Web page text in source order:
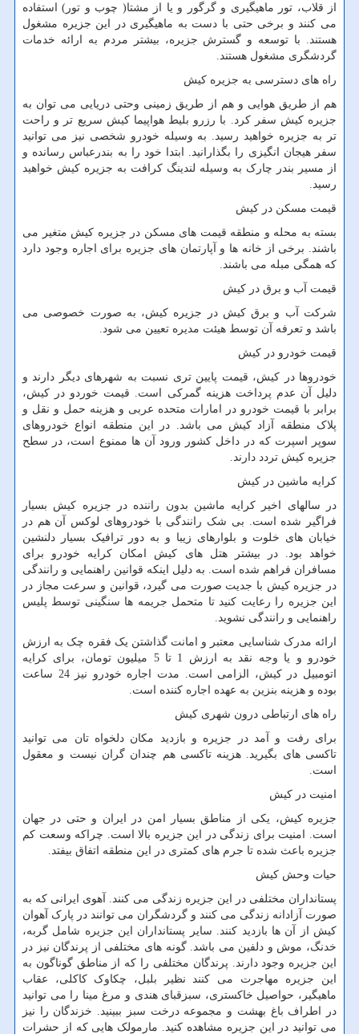
از قلاب، تور ماهیگیری و گرگور و یا از مشتا( چوب و تور) استفاده
می کنند و برخی حتی با دست به ماهیگیری در این جزیره مشغول
هستند. با توسعه و گسترش جزیره، بیشتر مردم به ارائه خدمات
گردشگری مشغول هستند.
راه های دسترسی به جزیره کیش
هم از طریق هوایی و هم از طریق زمینی وحتی دریایی می توان به
جزیره کیش سفر کرد. با رزرو بلیط هواپیما کیش سریع تر و راحت
تر به جزیره خواهید رسید. به وسیله خودرو شخصی نیز می توانید
سفر هیجان انگیزی را بگذارانید. ابتدا خود را به بندرعباس رسانده و
از مسیر بندر چارک به وسیله لندینگ کرافت به جزیره کیش خواهید
رسید.
قیمت مسکن در کیش
بسته به محله و منطقه قیمت های مسکن در جزیره کیش متغیر می
باشند. برخی از خانه ها و آپارتمان های جزیره برای اجاره وجود دارد
که همگی مبله می باشند.
قیمت آب و برق در کیش
شرکت آب و برق کیش در جزیره کیش، به صورت خصوصی می
باشد و تعرفه آن توسط هیئت مدیره تعیین می شود.
قیمت خودرو در کیش
خودروها در کیش، قیمت پایین تری نسبت به شهرهای دیگر دارند و
دلیل آن عدم پرداخت هزینه گمرکی است. قیمت خوردو در کیش،
برابر با قیمت خودرو در امارات متحده عربی و هزینه حمل و نقل و
پلاک منطقه آزاد کیش می باشد. در این منطقه انواع خودروهای
سوپر اسپرت که در داخل کشور ورود آن ها ممنوع است، در سطح
جزیره کیش تردد دارند.
کرایه ماشین در کیش
در سالهای اخیر کرایه ماشین بدون راننده در جزیره کیش بسیار
فراگیر شده است. بی شک رانندگی با خودروهای لوکس آن هم در
خیابان های خلوت و بلوارهای زیبا و به دور ترافیک بسیار دلنشین
خواهد بود. در بیشتر هتل های کیش امکان کرایه خودرو برای
مسافران فراهم شده است. به دلیل اینکه قوانین راهنمایی و رانندگی
در جزیره کیش با جدیت صورت می گیرد، قوانین و سرعت مجاز در
این جزیره را رعایت کنید تا متحمل جریمه ها سنگینی توسط پلیس
راهنمایی و رانندگی نشوید.
ارائه مدرک شناسایی معتبر و امانت گذاشتن یک فقره چک به ارزش
خودرو و یا وجه نقد به ارزش 1 تا 5 میلیون تومان، برای کرایه
اتومبیل در کیش، الزامی است. مدت اجاره خودرو نیز 24 ساعت
بوده و هزینه بنزین به عهده اجاره کننده است.
راه های ارتباطی درون شهری کیش
برای رفت و آمد در جزیره و بازدید مکان دلخواه تان می توانید
تاکسی های بگیرید. هزینه تاکسی هم چندان گران نیست و معقول
است.
امنیت در کیش
جزیره کیش، یکی از مناطق بسیار امن در ایران و حتی در جهان
است. امنیت برای زندگی در این جزیره بالا است. چراکه وسعت کم
جزیره باعث شده تا جرم های کمتری در این منطقه اتفاق بیفتد.
حیات وحش کیش
پستانداران مختلفی در این جزیره زندگی می کنند. آهوی ایرانی که به
صورت آزادانه زندگی می کنند و گردشگران می توانند در پارک آهوان
کیش از آن ها بازدید کنند. سایر پستانداران این جزیره شامل گربه،
خدنگ، موش و دلفین می باشد. گونه های مختلفی از پرندگان نیز در
این جزیره وجود دارند. پرندگان مختلفی را که از مناطق گوناگون به
این جزیره مهاجرت می کنند نظیر بلبل، چکاوک کاکلی، عقاب
ماهیگیر، حواصیل خاکستری، سبزقبای هندی و مرغ مینا را می توانید
در اطراف باغ بهشت و مجموعه درخت سبز ببینید. خزندگان را نیز
می توانید در این جزیره مشاهده کنید. مارمولک هایی که از حشرات